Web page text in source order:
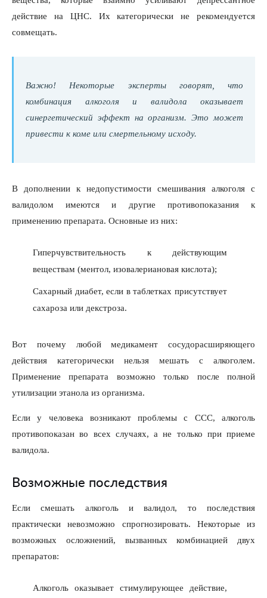
действие на ЦНС. Их категорически не рекомендуется
совмещать.
Важно! Некоторые эксперты говорят, что
комбинация алкоголя и валидола оказывает
синергетический эффект на организм. Это может
привести к коме или смертельному исходу.
В дополнении к недопустимости смешивания алкоголя с
валидолом имеются и другие противопоказания к
применению препарата. Основные из них:
Гиперчувствительность к действующим
веществам (ментол, изовалериановая кислота);
Сахарный диабет, если в таблетках присутствует
сахароза или декстроза.
Вот почему любой медикамент сосудорасширяющего
действия категорически нельзя мешать с алкоголем.
Применение препарата возможно только после полной
утилизации этанола из организма.
Если у человека возникают проблемы с CCC, алкоголь
противопоказан во всех случаях, а не только при приеме
валидола.
Возможные последствия
Если смешать алкоголь и валидол, то последствия
практически невозможно спрогнозировать. Некоторые из
возможных осложнений, вызванных комбинацией двух
препаратов:
Алкоголь оказывает стимулирующее действие,